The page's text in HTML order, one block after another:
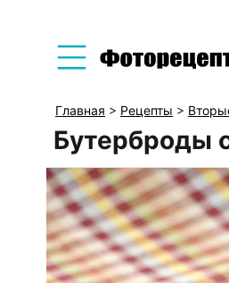
Главная > Рецепты >
Бутерброды